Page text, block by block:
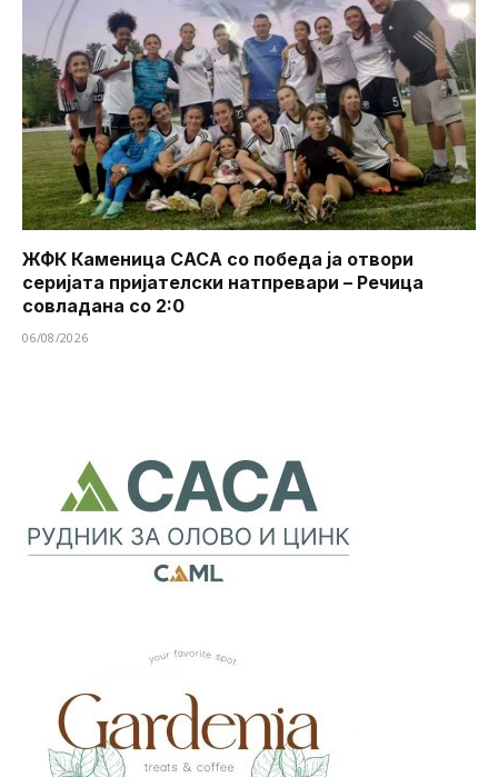
ЖФК Каменица САСА со победа ја отвори
серијата пријателски натпревари – Речица
совладана со 2:0
06/08/2026